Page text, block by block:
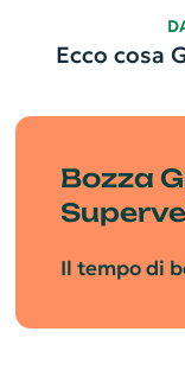
Ecco cosa
Bozza
Il tempo di